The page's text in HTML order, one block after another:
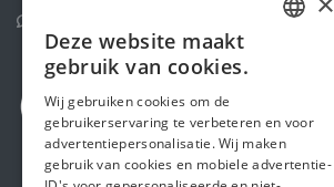
ENGLISH
Deze website maakt
gebruik van cookies.
Wij gebruiken cookies om de
gebruikerservaring te verbeteren en voor
advertentiepersonalisatie. Wij maken
gebruik van cookies en mobiele advertentie-